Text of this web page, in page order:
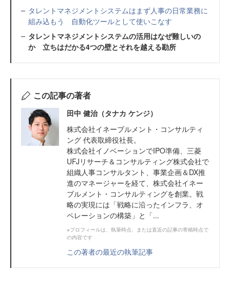
タレントマネジメントシステムはまず人事の日常業務に
組み込もう 自動化ツールとして使いこなす
タレントマネジメントシステムの活用はなぜ難しいの
か 立ちはだかる4つの壁とそれを越える勘所
この記事の著者
田中 健治（タナカ ケンジ）
株式会社イネーブルメント・コンサルティ
ング 代表取締役社長。
株式会社イノベーションでIPO準備、三菱
UFJリサーチ＆コンサルティング株式会社で
組織人事コンサルタント、事業企画＆DX推
進のマネージャーを経て、株式会社イネー
ブルメント・コンサルティングを創業。戦
略の実現には「戦略に沿ったインフラ、オ
ペレーションの構築」と「...
※プロフィールは、執筆時点、または直近の記事の寄稿時点で
の内容です
この著者の最近の執筆記事